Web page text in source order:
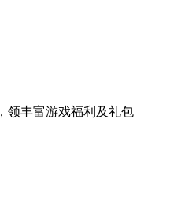
，领丰富游戏福利 及礼包